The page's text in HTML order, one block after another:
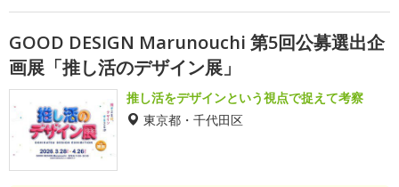
GOOD DESIGN Marunouchi 第5回公募選出企
画展「推し活のデザイン展」
推し活をデザインという視点で捉えて考察
東京都・千代田区